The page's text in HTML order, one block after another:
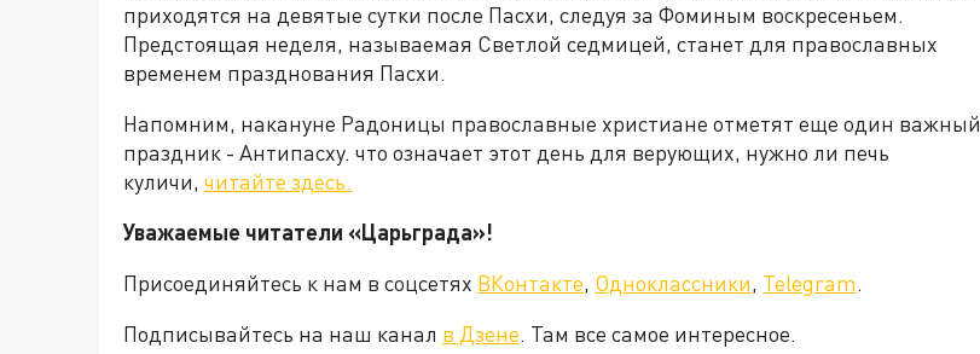
приходятся на девятые сутки после Пасхи, следуя за Фоминым воскресеньем.
Предстоящая неделя, называемая Светлой седмицей, станет для православных
временем празднования Пасхи.
Напомним, накануне Радоницы православные христиане отметят еще один важный
праздник - Антипасху. что означает этот день для верующих, нужно ли печь
куличи, читайте здесь.
Уважаемые читатели «Царьграда»!
Присоединяйтесь к нам в соцсетях ВКонтакте, Одноклассники, Telegram.
Подписывайтесь на наш канал в Дзене. Там все самое интересное.